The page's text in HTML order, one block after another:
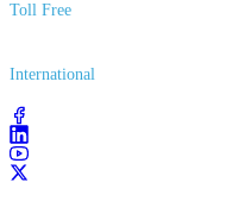
Toll Free
International